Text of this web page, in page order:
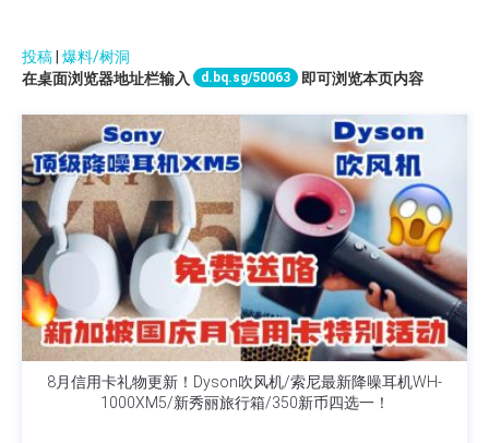
投稿| 爆料/树洞
在桌面浏览器地址栏输入
d.bq.sg/50063 即可浏览本页内容
8月信用卡礼物更新！Dyson吹风机/索尼最新降噪耳机WH-
1000XM5/新秀丽旅行箱/350新币四选一！